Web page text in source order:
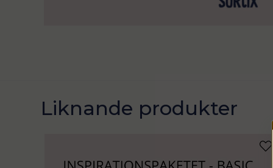
Liknande produkter